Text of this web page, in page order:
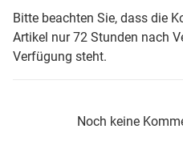
Bitte beachten Sie, dass die
Artikel nur 72 Stunden nach
Verfügung steht.
Noch keine